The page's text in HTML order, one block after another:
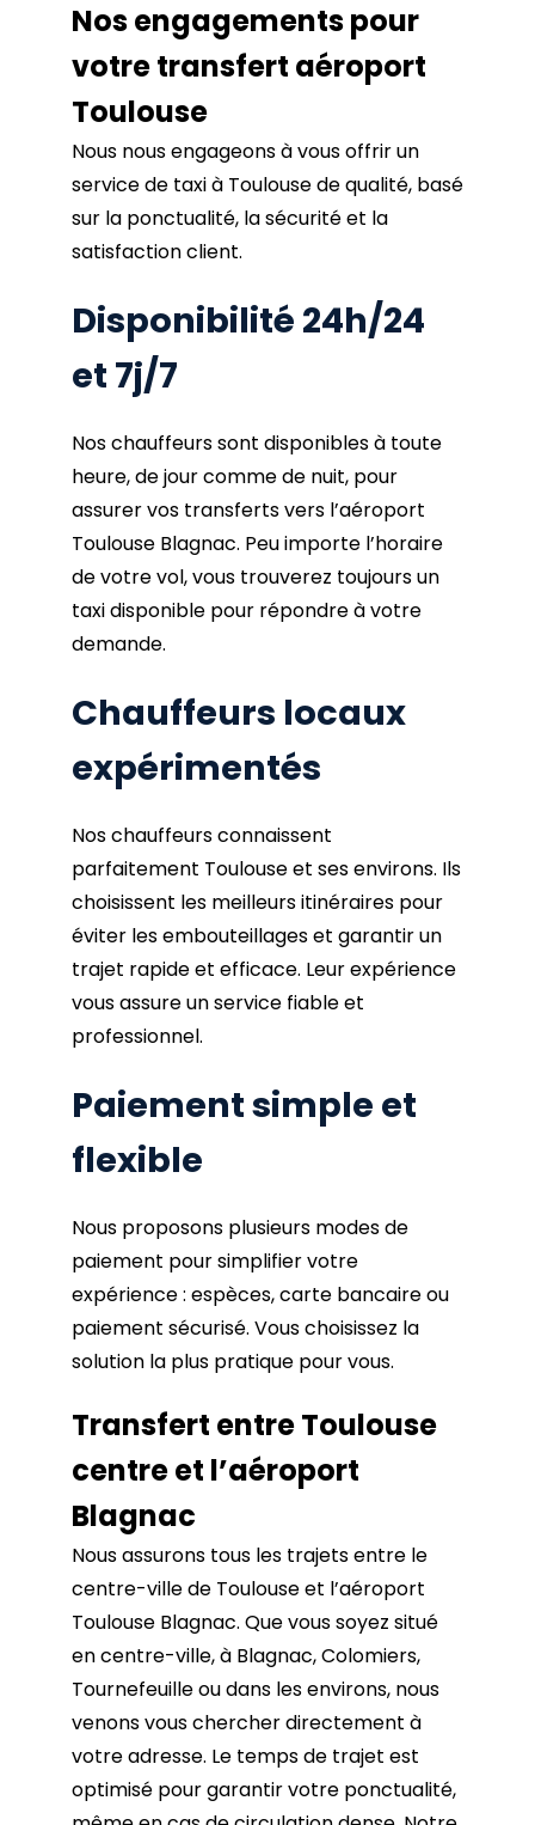
Nos engagements pour
votre transfert aéroport
Toulouse
Nous nous engageons à vous offrir un
service de taxi à Toulouse de qualité, basé
sur la ponctualité, la sécurité et la
satisfaction client.
Disponibilité 24h/24
et 7j/7
Nos chauffeurs sont disponibles à toute
heure, de jour comme de nuit, pour
assurer vos transferts vers l’aéroport
Toulouse Blagnac. Peu importe l’horaire
de votre vol, vous trouverez toujours un
taxi disponible pour répondre à votre
demande.
Chauffeurs locaux
expérimentés
Nos chauffeurs connaissent
parfaitement Toulouse et ses environs. Ils
choisissent les meilleurs itinéraires pour
éviter les embouteillages et garantir un
trajet rapide et efficace. Leur expérience
vous assure un service fiable et
professionnel.
Paiement simple et
flexible
Nous proposons plusieurs modes de
paiement pour simplifier votre
expérience : espèces, carte bancaire ou
paiement sécurisé. Vous choisissez la
solution la plus pratique pour vous.
Transfert entre Toulouse
centre et l’aéroport
Blagnac
Nous assurons tous les trajets entre le
centre-ville de Toulouse et l’aéroport
Toulouse Blagnac. Que vous soyez situé
en centre-ville, à Blagnac, Colomiers,
Tournefeuille ou dans les environs, nous
venons vous chercher directement à
votre adresse. Le temps de trajet est
optimisé pour garantir votre ponctualité,